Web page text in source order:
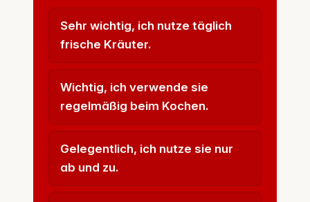
Sehr wichtig, ich nutze täglich
frische Kräuter.
Wichtig, ich verwende sie
regelmäßig beim Kochen.
Gelegentlich, ich nutze sie nur
ab und zu.